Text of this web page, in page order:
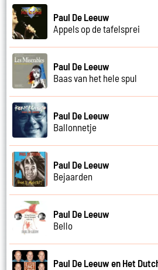
Paul De Leeuw
Appels op de tafelsprei
Paul De Leeuw
Baas van het hele spul
Paul De Leeuw
Ballonnetje
Paul De Leeuw
Bejaarden
Paul De Leeuw
Bello
Paul De Leeuw en Het